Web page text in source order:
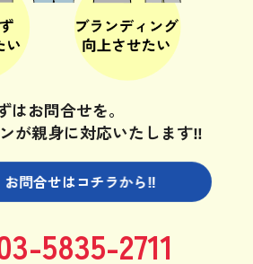
はお問合せを。
が親身に対応いたします‼
お問合せはコチラから‼
5835-2711